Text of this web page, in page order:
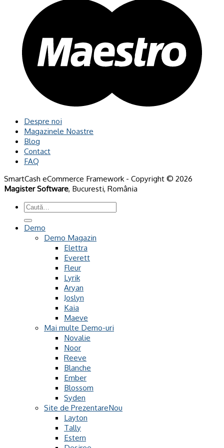
Despre noi
Magazinele Noastre
Blog
Contact
FAQ
SmartCash eCommerce Framework - Copyright © 2026
Magister Software, Bucuresti, România
Caută
după:
Demo
Demo Magazin
Elettra
Everett
Fleur
Lyrik
Aryan
Joslyn
Kaia
Maeve
Mai multe Demo-uri
Novalie
Noor
Reeve
Blanche
Ember
Blossom
Syden
Site de Prezentare
Layton
Tally
Estern